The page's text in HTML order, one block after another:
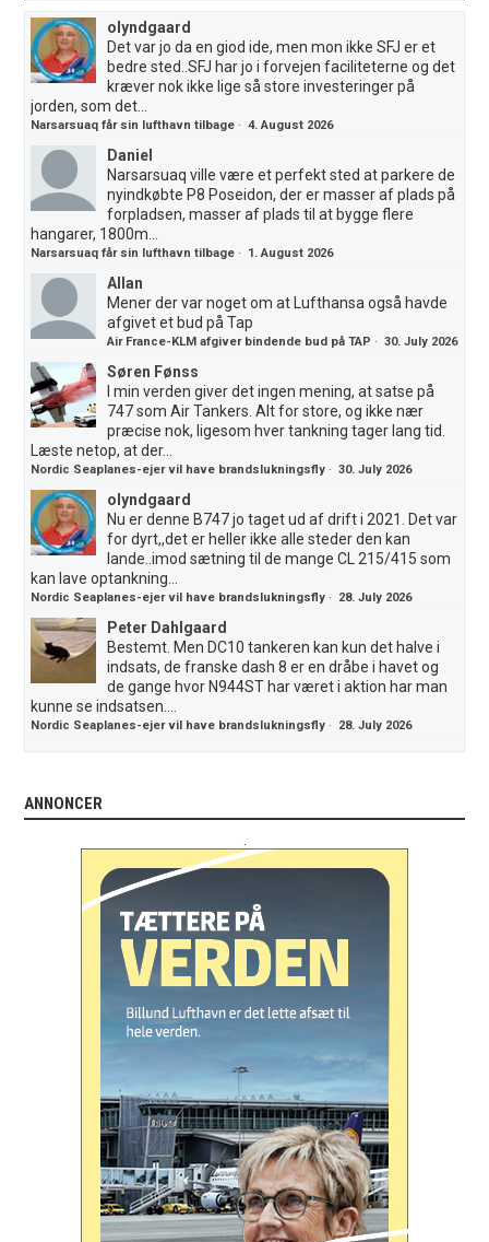
olyndgaard
Det var jo da en giod ide, men mon ikke SFJ er et
bedre sted..SFJ har jo i forvejen faciliteterne og det
kræver nok ikke lige så store investeringer på
jorden, som det...
Narsarsuaq får sin lufthavn tilbage ·4. August 2026
Daniel
Narsarsuaq ville være et perfekt sted at parkere de
nyindkøbte P8 Poseidon, der er masser af plads på
forpladsen, masser af plads til at bygge flere
hangarer, 1800m...
Narsarsuaq får sin lufthavn tilbage · 1. August 2026
Allan
Mener der var noget om at Lufthansa også havde
afgivet et bud på Tap
Air France-KLM afgiver bindende bud på TAP ·30. July 2026
Søren Fønss
I min verden giver det ingen mening, at satse på
747 som Air Tankers. Alt for store, og ikke nær
præcise nok, ligesom hver tankning tager lang tid.
Læste netop, at der...
Nordic Seaplanes-ejer vil have brandslukningsfly ·30. July 2026
olyndgaard
Nu er denne B747 jo taget ud af drift i 2021. Det var
for dyrt,,det er heller ikke alle steder den kan
lande..imod sætning til de mange CL 215/415 som
kan lave optankning...
Nordic Seaplanes-ejer vil have brandslukningsfly · 28. July 2026
Peter Dahlgaard
Bestemt. Men DC10 tankeren kan kun det halve i
indsats, de franske dash 8 er en dråbe i havet og
de gange hvor N944ST har været i aktion har man
kunne se indsatsen....
Nordic Seaplanes-ejer vil have brandslukningsfly · 28. July 2026
ANNONCER